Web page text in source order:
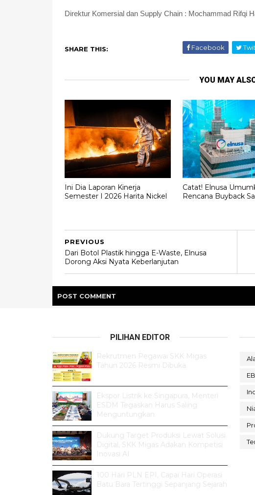
Direktur Komersial dan Supply Chain : Mochammad Rifqi
SHARE THIS: Facebook
YOU MAY
Ini Dia Laporan Kinerja
Semester I 2026 Harita Nickel
Catat! Elnusa
Rencana Buyback
PREVIOUS
Dari Botol Plastik hingga E-Waste, Elnusa
Dorong Aksi Nyata Keberlanjutan
POST COMMENT
PILIHAN EDITOR
Rekrutmen Pegawai SKK Migas
Tahun 2026 Resmi Dibuka
Ekspor Listrik ke Singapura, Menteri
ESDM Tegaskan Harus Saling
Menguntungkan
Dukung Target Produksi Lewat Solusi
Digital, SKK Migas Adakan Kompetisi
Inovasi AI
100 Hari PLN EPI, Capai Hari Operasi
Batu Bara Tertinggi Sepanjang Sejarah